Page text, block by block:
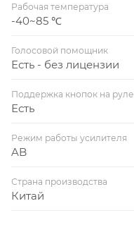
Рабочая температура
-40~85 ℃
Голосовой помощник
Есть - без лицензии
Поддержка кнопок на руле
Есть
Режим работы усилителя
AB
Страна производства
Китай